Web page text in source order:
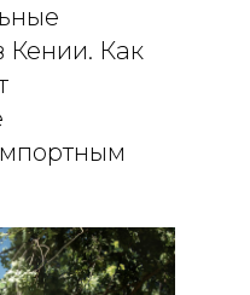
Кении. Как